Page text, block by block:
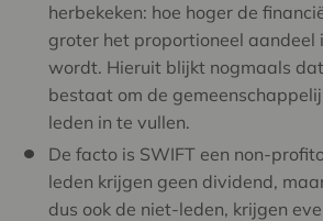
herbekeken: hoe hoger de
groter het proportioneel aandeel
wordt. Hieruit blijkt nogmaals
bestaat om de
leden in te vullen.
De facto is SWIFT een non-
leden krijgen geen dividend,
dus ook de niet-leden, krijgen